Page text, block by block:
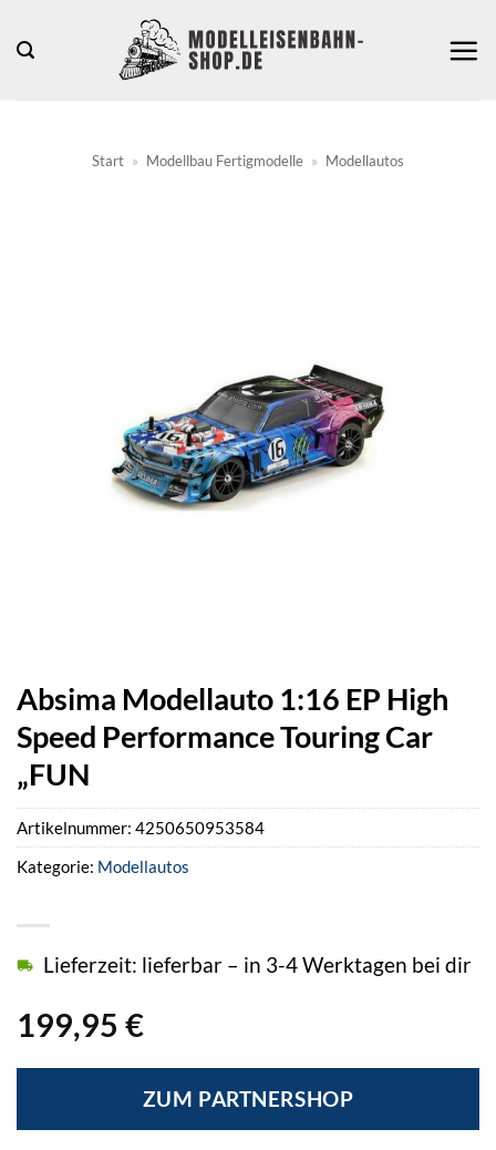
Inhalt
Start » Modellbau Fertigmodelle » Modellautos
Absima Modellauto 1:16 EP High
Speed Performance Touring Car
„FUN
199,95 €
Lieferzeit: lieferbar – in 3-4 Werktagen bei dir
ZUM PARTNERSHOP
Artikelnummer: 4250650953584
Kategorie: Modellautos